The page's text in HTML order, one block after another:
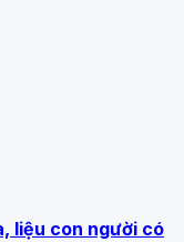
liệu con người có